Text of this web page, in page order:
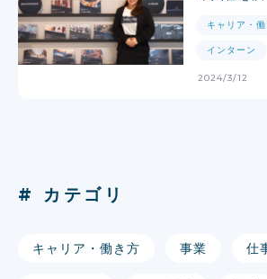
キャリア・
インターン
2024/3/12
# カテゴリ
キャリア・働き方 事業 仕